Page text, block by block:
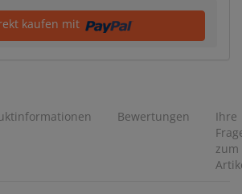
kaufen mit
Bewertungen
Ihre
zum